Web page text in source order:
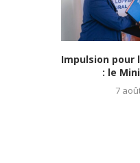
Impulsion pour
: le
7